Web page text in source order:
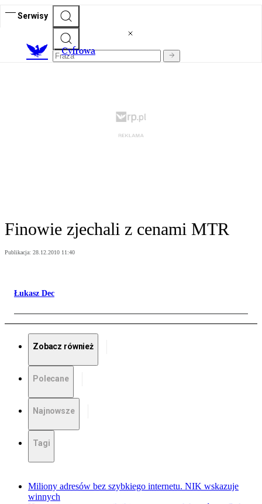
Serwisy
Cyfrowa
Finowie zjechali z cenami MTR
Publikacja: 28.12.2010 11:40
Łukasz Dec
Zobacz również
Polecane
Najnowsze
Tagi
Miliony adresów bez szybkiego internetu. NIK wskazuje
winnych